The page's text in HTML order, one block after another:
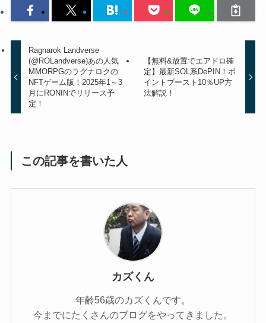
Ragnarok Landverse
(@ROLandverse)あの人気
MMORPGのラグナロクの
NFTゲーム版！2025年1～3
月にRONINでリリース予
定！
【無料&放置でエアドロ確
定】最新SOL系DePIN！ポ
イントブースト10％UP方
法解説！
この記事を書いた人
カズくん
年齢56歳のカズくんです。
今までにたくさんのブログをやってきました。